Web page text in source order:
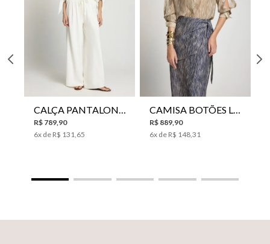
R$ 789 90
6x de R$ 131 65
R$ 889 90
6x de R$ 148 31